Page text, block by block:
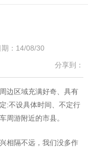
：14/08/30
分享到：
边区域充满好奇、具有
:不设具体时间、不定行
周游附近的市县。
相隔不远，我们没多作